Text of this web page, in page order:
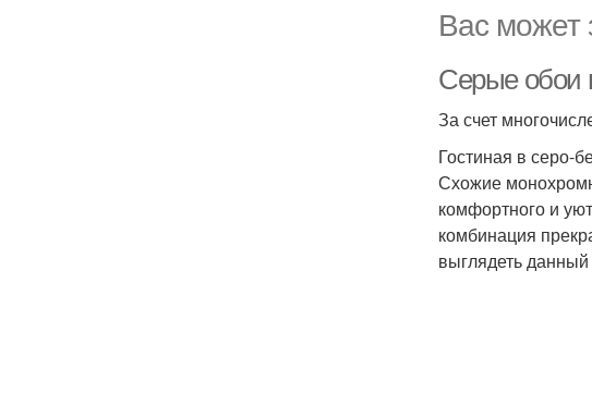
Вас может
Серые обои
За счет
Гостиная в серо-
Схожие
комфортного и
комбинация
выглядеть